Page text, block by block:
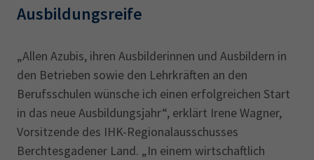
Magazin
Ausbildungsreife
„Allen Azubis, ihren Ausbilderinnen und Ausbildern in
den Betrieben sowie den Lehrkräften an den
Berufsschulen wünsche ich einen erfolgreichen Start
in das neue Ausbildungsjahr“, erklärt Irene Wagner,
Vorsitzende des IHK-Regionalausschusses
Berchtesgadener Land. „In einem wirtschaftlich